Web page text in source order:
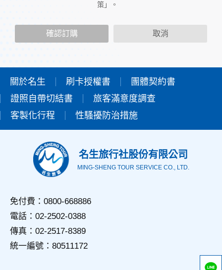
當您造訪本網站或使用本網站所提供之功能服務時，我們將視
該服務功能性質，請您提供必要的個人資料，並在該特定目的
本網站在您使用服務信箱、問卷調查等互動性功能時，會保留
您所提供的姓名、電子郵件地址、聯絡方式及使用時間等。
於一般瀏覽時，伺服器會自行記錄相關行徑，包括您使用連線
設備的IP位址、使用時間、使用的瀏覽器、瀏覽及點選資料記
用，決不對外公佈。
外，我們會視需要公佈統計數據及說明文字，但不涉及特定個
人之資料。
三、資料之保護
備及必要的安全防護措施，加以保護網站及您的個人資料採用
嚴格的保護措施，只由經過授權的人員才能接觸您的個人資
料，相關處理人員皆簽有保密合約，如有違反保密義務者，將
會受到相關的法律處分。
如因業務需要有必要委託其他單位提供服務時，本網站亦會嚴
格要求其遵守保密義務，並且採取必要檢查程序以確定其將確
策」。
確認訂購 取消
關於名生 刷卡授權書
團體契約書
證照自帶切結書
旅客滿意度調查
客製化行程
性騷擾防治措施
名生旅行社股份有限公司
MING-SHENG TOUR SERVICE CO., LTD.
免付費：0800-668886
電話：02-2502-0388
傳真：02-2517-8389
統一編號：80511172